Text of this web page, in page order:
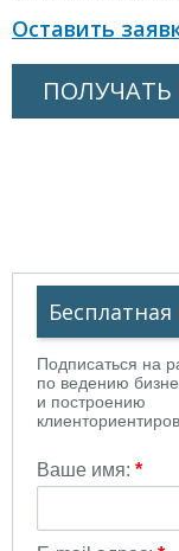
Оставить